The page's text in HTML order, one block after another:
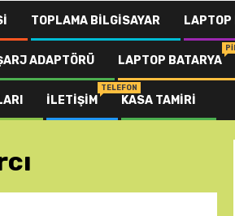
TOPLAMA BILGISAYAR LAPTOP
ADAPTÖRÜ LAPTOP BATARYA
İLETIŞIM
TELEFON
KASA TAMIRI